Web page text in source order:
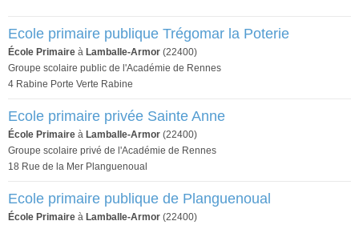
Ecole primaire publique Trégomar la Poterie
École Primaire à Lamballe-Armor (22400)
Groupe scolaire public de l'Académie de Rennes
4 Rabine Porte Verte Rabine
Ecole primaire privée Sainte Anne
École Primaire à Lamballe-Armor (22400)
Groupe scolaire privé de l'Académie de Rennes
18 Rue de la Mer Planguenoual
Ecole primaire publique de Planguenoual
École Primaire à Lamballe-Armor (22400)